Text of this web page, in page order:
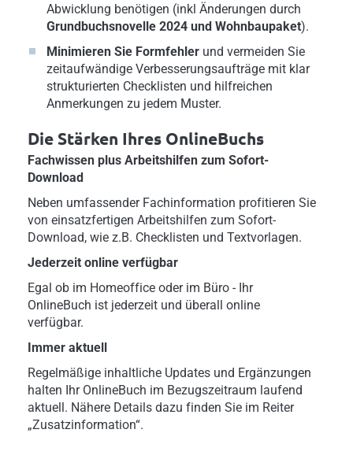
Abwicklung benötigen (inkl Änderungen durch
Grundbuchsnovelle 2024 und Wohnbaupaket).
Minimieren Sie Formfehler und vermeiden Sie
zeitaufwändige Verbesserungsaufträge mit klar
strukturierten Checklisten und hilfreichen
Anmerkungen zu jedem Muster.
Die Stärken Ihres OnlineBuchs
Fachwissen plus Arbeitshilfen zum Sofort-
Download
Neben umfassender Fachinformation profitieren Sie
von einsatzfertigen Arbeitshilfen zum Sofort-
Download, wie z.B. Checklisten und Textvorlagen.
Jederzeit online verfügbar
Egal ob im Homeoffice oder im Büro - Ihr
OnlineBuch ist jederzeit und überall online
verfügbar.
Immer aktuell
Regelmäßige inhaltliche Updates und Ergänzungen
halten Ihr OnlineBuch im Bezugszeitraum laufend
aktuell. Nähere Details dazu finden Sie im Reiter
„Zusatzinformation“.